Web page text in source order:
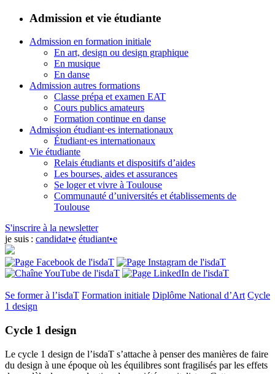
Admission et vie étudiante
Admission en formation initiale
En art, design ou design graphique
En musique
En danse
Admission autres formations
Classe prépa et examen EAT
Cours publics amateurs
Formation continue en danse
Admission étudiant·es internationaux
Étudiant·es internationaux
Vie étudiante
Relais étudiants et dispositifs d’aides
Les bourses, aides et assurances
Se loger et vivre à Toulouse
Communauté d’universités et établissements de
Toulouse
S'inscrire à la newsletter
je suis : candidat•e étudiant•e
Se former à l’isdaT Formation initiale Diplôme National d’Art Cycle
1 design
Cycle 1 design
Le cycle 1 design de l’isdaT s’attache à penser des manières de faire
du design à une époque où les équilibres sont fragilisés par les effets